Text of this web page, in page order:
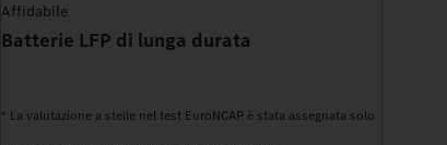
Affidabile
Batterie LFP di lunga durata
* La valutazione a stelle nel test EuroNCAP è stata assegnata solo